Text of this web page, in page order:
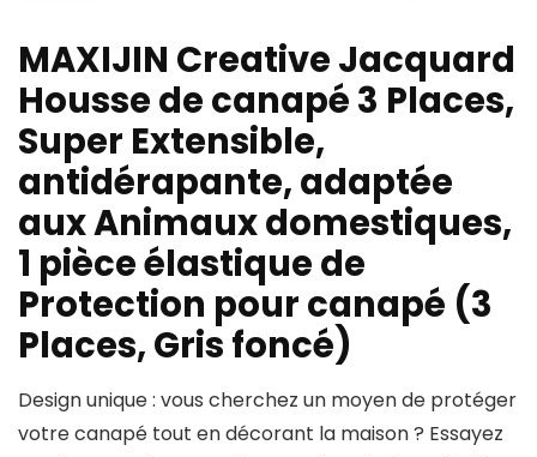
MAXIJIN Creative Jacquard
Housse de canapé 3 Places,
Super Extensible,
antidérapante, adaptée
aux Animaux domestiques,
1 pièce élastique de
Protection pour canapé (3
Places, Gris foncé)
Design unique : vous cherchez un moyen de protéger
votre canapé tout en décorant la maison ? Essayez